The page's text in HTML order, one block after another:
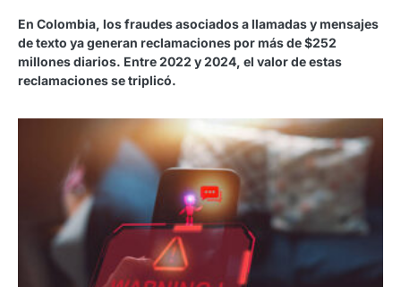
En Colombia, los fraudes asociados a llamadas y mensajes
de texto ya generan reclamaciones por más de $252
millones diarios. Entre 2022 y 2024, el valor de estas
reclamaciones se triplicó.